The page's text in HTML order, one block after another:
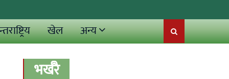
खेल अन्य
भर्खरै